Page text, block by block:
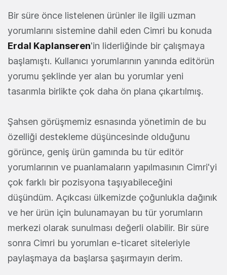
Bir süre önce listelenen ürünler ile ilgili uzman
yorumlarını sistemine dahil eden Cimri bu konuda
Erdal Kaplanseren'in liderliğinde bir çalışmaya
başlamıştı. Kullanıcı yorumlarının yanında editörün
yorumu şeklinde yer alan bu yorumlar yeni
tasarımla birlikte çok daha ön plana çıkartılmış.
Şahsen görüşmemiz esnasında yönetimin de bu
özelliği destekleme düşüncesinde olduğunu
görünce, geniş ürün gamında bu tür editör
yorumlarının ve puanlamaların yapılmasının Cimri'yi
çok farklı bir pozisyona taşıyabileceğini
düşündüm. Açıkcası ülkemizde çoğunlukla dağınık
ve her ürün için bulunamayan bu tür yorumların
merkezi olarak sunulması değerli olabilir. Bir süre
sonra Cimri bu yorumları e-ticaret siteleriyle
paylaşmaya da başlarsa şaşırmayın derim.